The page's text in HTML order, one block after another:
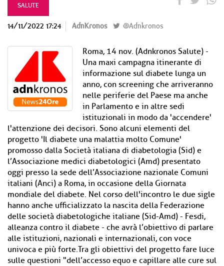
SALUTE
14/11/2022 17:24 AdnKronos @Adnkronos
Roma, 14 nov. (Adnkronos Salute) -
Una maxi campagna itinerante di
informazione sul diabete lunga un
anno, con screening che arriveranno
nelle periferie del Paese ma anche
in Parlamento e in altre sedi
istituzionali in modo da 'accendere'
l'attenzione dei decisori. Sono alcuni elementi del
progetto 'Il diabete una malattia molto Comune'
promosso dalla Società italiana di diabetologia (Sid) e
l’Associazione medici diabetologici (Amd) presentato
oggi presso la sede dell’Associazione nazionale Comuni
italiani (Anci) a Roma, in occasione della Giornata
mondiale del diabete. Nel corso dell'incontro le due sigle
hanno anche ufficializzato la nascita della Federazione
delle società diabetologiche italiane (Sid-Amd) - Fesdi,
alleanza contro il diabete - che avrà l’obiettivo di parlare
alle istituzioni, nazionali e internazionali, con voce
univoca e più forte.Tra gli obiettivi del progetto fare luce
sulle questioni "dell’accesso equo e capillare alle cure sul